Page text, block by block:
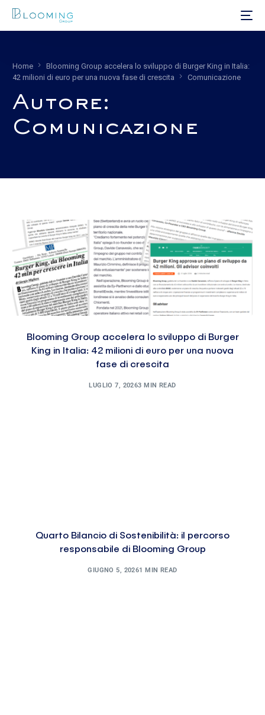
Home
Blooming Group accelera lo sviluppo di Burger King in Italia:
42 milioni di euro per una nuova fase di crescita
Comunicazione
Autore:
Comunicazione
Blooming Group accelera lo sviluppo di Burger
King in Italia: 42 milioni di euro per una nuova
fase di crescita
LUGLIO 7, 20263 MIN READ
Quarto Bilancio di Sostenibilità: il percorso
responsabile di Blooming Group
GIUGNO 5, 20261 MIN READ